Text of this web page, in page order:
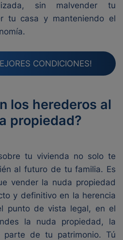
sin malvender tu
tu casa y manteniendo el
CONDICIONES!
los herederos al
propiedad?
tu vivienda no solo te
al futuro de tu familia. Es
vender la nuda propiedad
y definitivo en la herencia
punto de vista legal, en el
la nuda propiedad, la
de tu patrimonio. Tú